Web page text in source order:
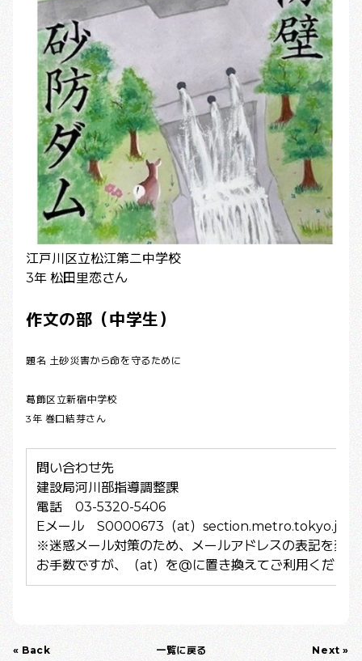
江戸川区立松江第二中学校
3年 松田里恋さん
作文の部（中学生）
題名 土砂災害から命を守るために
葛飾区立新宿中学校
3年 巻口結芽さん
問い合わせ先
建設局河川部指導調整課
電話 03-5320-5406
Eメール S0000673（at）section.metro.tokyo.jp
※迷惑メール対策のため、メールアドレスの表記を変
お手数ですが、（at）を@に置き換えてご利用くださ
« Back 一覧に戻る Next »